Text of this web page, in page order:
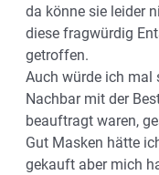
da könne sie leider
diese fragwürdig
getroffen.
Auch würde ich mal
Nachbar mit der
beauftragt waren,
Gut Masken hätte
gekauft aber mich